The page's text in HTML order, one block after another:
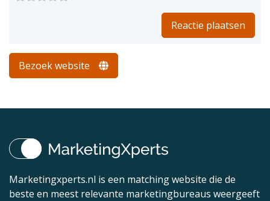
Bezoek website
Marketingxperts.nl is een matching website die de
beste en meest relevante marketingbureaus weergeeft